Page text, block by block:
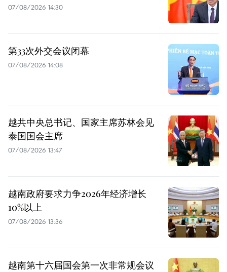
07/08/2026 14:30
第33次外交会议闭幕
07/08/2026 14:08
越共中央总书记、国家主席苏林会见
泰国国会主席
07/08/2026 13:47
越南政府要求力争2026年经济增长
10%以上
07/08/2026 13:36
越南第十六届国会第一次非常规会议